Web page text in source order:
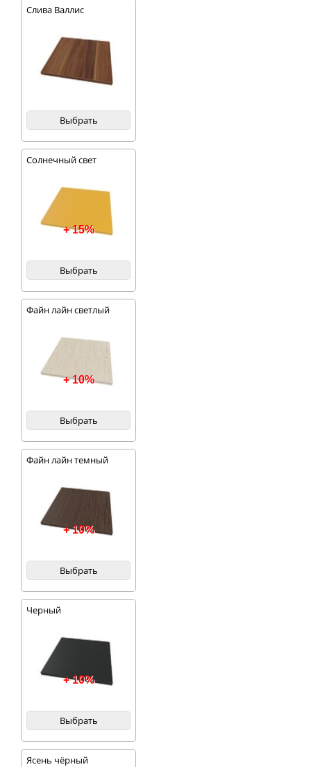
Слива Валлис
Выбрать
Солнечный свет
+ 15%
Выбрать
Файн лайн светлый
+ 10%
Выбрать
Файн лайн темный
+ 10%
Выбрать
Черный
+ 10%
Выбрать
Ясень чёрный